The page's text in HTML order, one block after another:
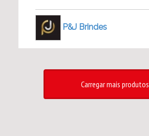
P&J Brindes
Carregar mais produtos